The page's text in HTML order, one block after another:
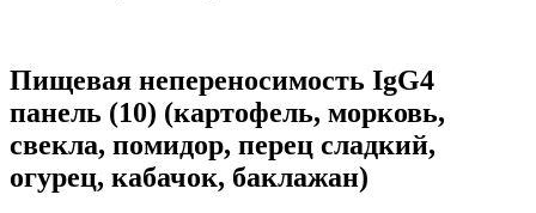
Пищевая непереносимость IgG4
панель (10) (картофель, морковь,
свекла, помидор, перец сладкий,
огурец, кабачок, баклажан)